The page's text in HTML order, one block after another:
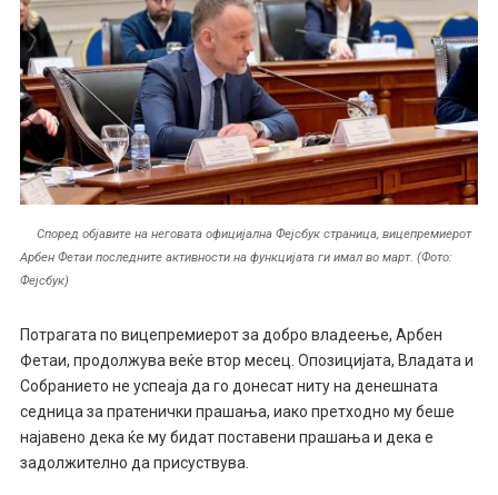
Според објавите на неговата официјална Фејсбук страница, вицепремиерот
Арбен Фетаи последните активности на функцијата ги имал во март. (Фото:
Фејсбук)
Потрагата по вицепремиерот за добро владеење, Арбен
Фетаи, продолжува веќе втор месец. Опозицијата, Владата и
Собранието не успеаја да го донесат ниту на денешната
седница за пратенички прашања, иако претходно му беше
најавено дека ќе му бидат поставени прашања и дека е
задолжително да присуствува.